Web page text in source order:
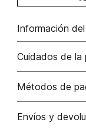
Información
M25-cacao dots
viscosa/
Cuidados de la
Lavar a mano
Métodos de
Tarjetas de
Envíos y